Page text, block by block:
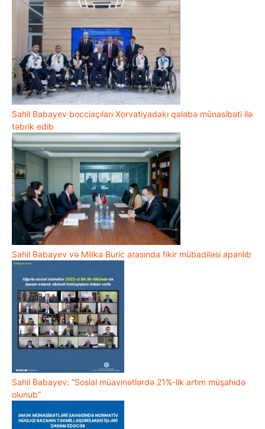
Sahil Babayev bocciaçıları Xorvatiyadakı qələbə münasibəti ilə
təbrik edib
Sahil Babayev və Milika Buric arasında fikir mübadiləsi aparılıb
Sahil Babayev: “Sosial müavinətlərdə 21%-lik artım müşahidə
olunub”